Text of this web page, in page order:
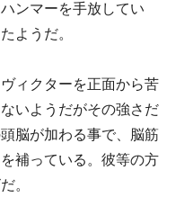
ンマーを手放してい
ようだ。
ィクターを正面から苦
いようだがその強さだ
脳が加わる事で、脳筋
補っている。彼等の方
。